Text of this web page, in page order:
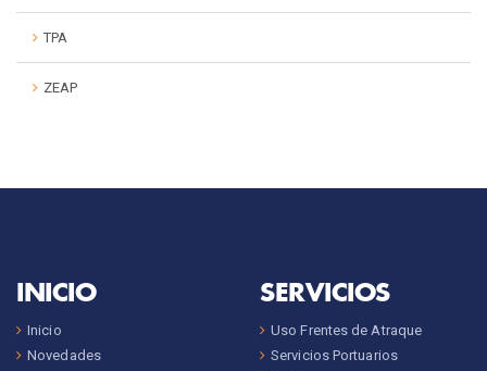
TPA
ZEAP
INICIO
Inicio
Novedades
SERVICIOS
Uso Frentes de Atraque
Servicios Portuarios